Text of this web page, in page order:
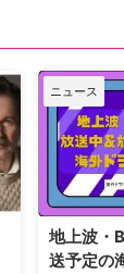
ニュース
地上波・
送予定の